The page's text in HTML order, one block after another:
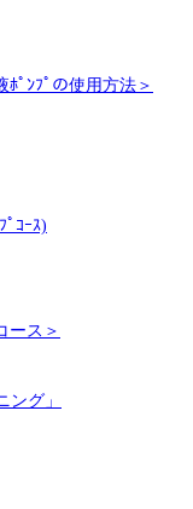
ﾟﾝﾌﾟの使用方法＞
ｺｰｽ)
ース＞
グ」